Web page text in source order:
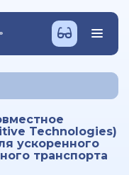
»
Technologies)
ускоренного
транспорта